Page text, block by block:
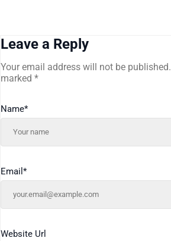
Leave a Reply
Your email address will not be published.
marked *
Name*
Email *
Website Url